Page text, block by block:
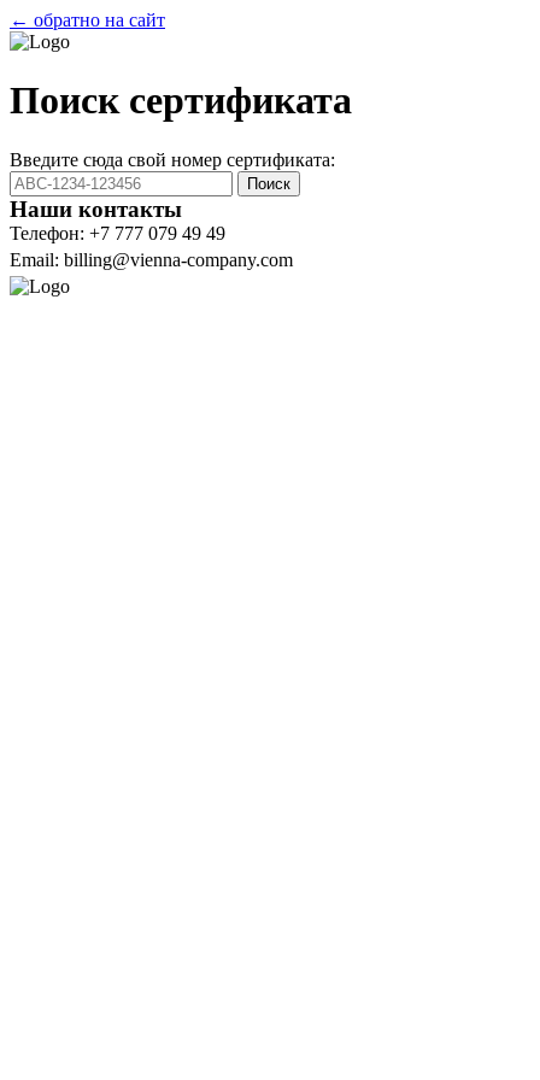
← обратно на сайт
Поиск сертификата
Введите сюда свой номер сертификата:
Поиск
Наши контакты
Телефон: +7 777 079 49 49
Email: billing@vienna-company.com